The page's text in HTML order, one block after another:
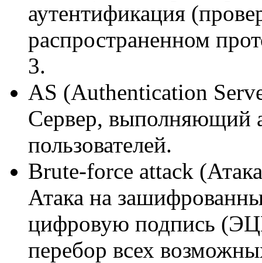
аутентификация
распространенном
3.
AS (Authentication
Сервер, выполняющий
пользователей.
Brute-force attack
Атака на
цифровую подпись
перебор всех